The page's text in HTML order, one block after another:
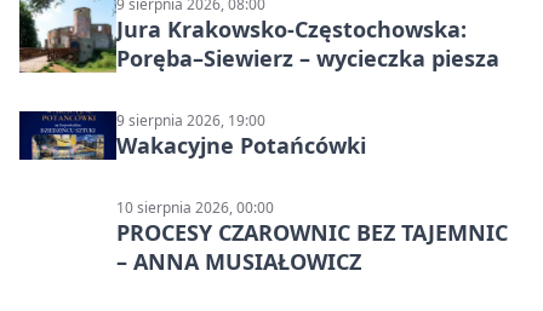
Jura Krakowsko-Częstochowska:
Poręba–Siewierz – wycieczka piesza
9 sierpnia 2026, 19:00
Wakacyjne Potańcówki
10 sierpnia 2026, 00:00
PROCESY CZAROWNIC BEZ TAJEMNIC
– ANNA MUSIAŁOWICZ